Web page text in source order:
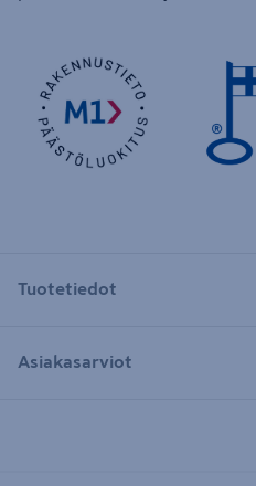
Tuotetiedot
Asiakasarviot